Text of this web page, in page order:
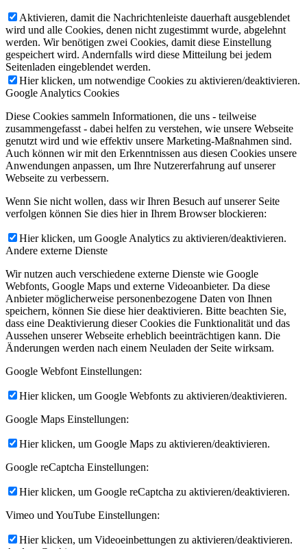
Aktivieren, damit die Nachrichtenleiste dauerhaft ausgeblendet
wird und alle Cookies, denen nicht zugestimmt wurde, abgelehnt
werden. Wir benötigen zwei Cookies, damit diese Einstellung
gespeichert wird. Andernfalls wird diese Mitteilung bei jedem
Seitenladen eingeblendet werden.
Hier klicken, um notwendige Cookies zu aktivieren/deaktivieren.
Google Analytics Cookies
Diese Cookies sammeln Informationen, die uns - teilweise
zusammengefasst - dabei helfen zu verstehen, wie unsere Webseite
genutzt wird und wie effektiv unsere Marketing-Maßnahmen sind.
Auch können wir mit den Erkenntnissen aus diesen Cookies unsere
Anwendungen anpassen, um Ihre Nutzererfahrung auf unserer
Webseite zu verbessern.
Wenn Sie nicht wollen, dass wir Ihren Besuch auf unserer Seite
verfolgen können Sie dies hier in Ihrem Browser blockieren:
Hier klicken, um Google Analytics zu aktivieren/deaktivieren.
Andere externe Dienste
Wir nutzen auch verschiedene externe Dienste wie Google
Webfonts, Google Maps und externe Videoanbieter. Da diese
Anbieter möglicherweise personenbezogene Daten von Ihnen
speichern, können Sie diese hier deaktivieren. Bitte beachten Sie,
dass eine Deaktivierung dieser Cookies die Funktionalität und das
Aussehen unserer Webseite erheblich beeinträchtigen kann. Die
Änderungen werden nach einem Neuladen der Seite wirksam.
Google Webfont Einstellungen:
Hier klicken, um Google Webfonts zu aktivieren/deaktivieren.
Google Maps Einstellungen:
Hier klicken, um Google Maps zu aktivieren/deaktivieren.
Google reCaptcha Einstellungen:
Hier klicken, um Google reCaptcha zu aktivieren/deaktivieren.
Vimeo und YouTube Einstellungen:
Hier klicken, um Videoeinbettungen zu aktivieren/deaktivieren.